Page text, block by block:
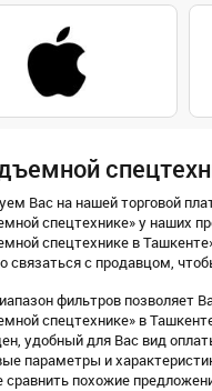
Вас на нашей торговой
спецтехнике» у наших
спецтехнике в
связаться с продавцом,
фильтров позволяет
спецтехнике» в
удобный для Вас вид
параметры и
похожие